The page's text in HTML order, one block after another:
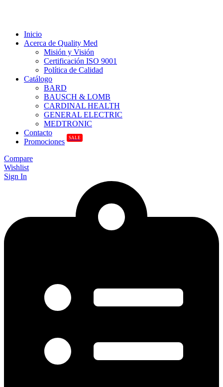
Inicio
Acerca de Quality Med
Misión y Visión
Certificación ISO 9001
Política de Calidad
Catálogo
BARD
BAUSCH & LOMB
CARDINAL HEALTH
GENERAL ELECTRIC
MEDTRONIC
Contacto
Promociones
SALE
Compare
Wishlist
Sign In